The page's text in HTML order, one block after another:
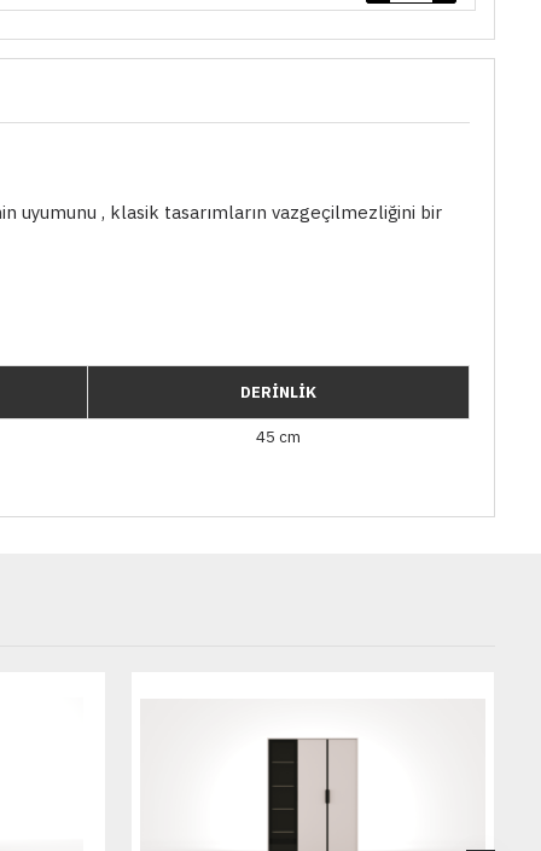
uyumunu , klasik tasarımların vazgeçilmezliğini bir
DERİNLİK
45 cm